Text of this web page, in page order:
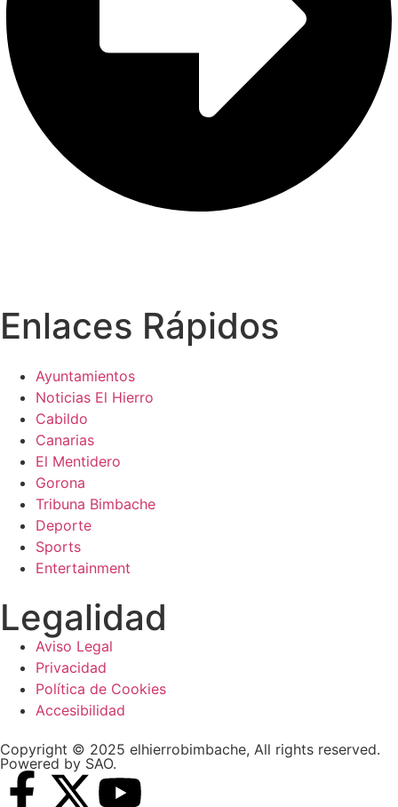
Enlaces Rápidos
Ayuntamientos
Noticias El Hierro
Cabildo
Canarias
El Mentidero
Gorona
Tribuna Bimbache
Deporte
Sports
Entertainment
Legalidad
Aviso Legal
Privacidad
Política de Cookies
Accesibilidad
Copyright © 2025 elhierrobimbache, All rights reserved.
Powered by SAO.